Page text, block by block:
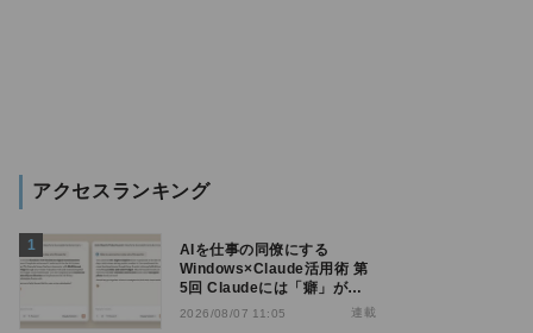
アクセスランキング
AIを仕事の同僚にする
Windows×Claude活用術 第
5回 Claudeには「癖」があ
る――戸惑いやすい7つの仕
2026/08/07 11:05 連載